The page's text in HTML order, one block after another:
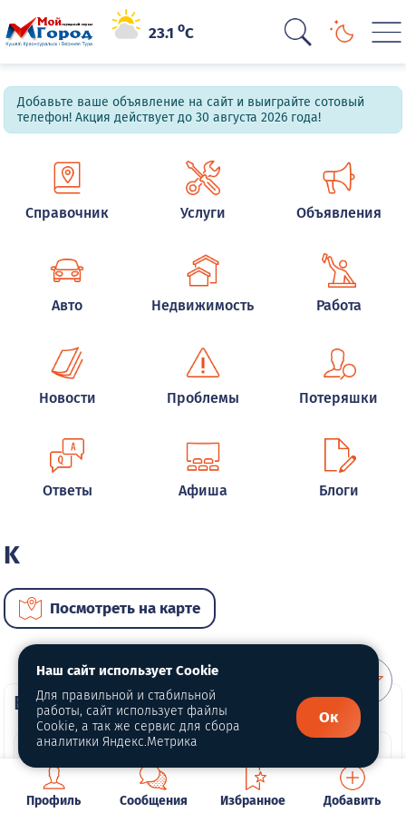
23.1oC
Добавьте ваше объявление на сайт и выиграйте сотовый
телефон! Акция действует до 30 августа 2026 года!
Справочник Услуги Объявления
Авто Недвижимость Работа
Новости Проблемы Потеряшки
Ответы Афиша Блоги
K
Посмотреть на карте
ВИП автомобили
Профиль Сообщения Избранное Добавить
Наш сайт использует Cookie
Для правильной и стабильной
работы, сайт использует файлы
Cookie, а так же сервис для сбора
аналитики Яндекс.Метрика
Ок